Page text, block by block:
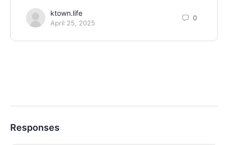
ktown.life
April 25, 2025
0
Responses